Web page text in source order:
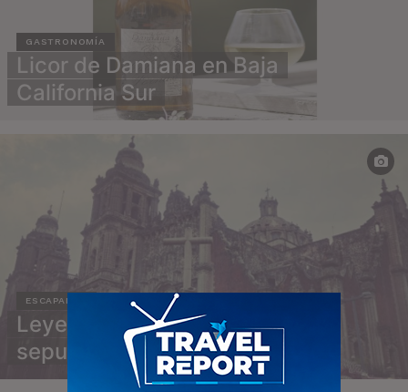
GASTRONOMÍA
Licor de Damiana en Baja
California Sur
ESCAPADAS
Leyenda: El misterioso
sepulcro de Catedral